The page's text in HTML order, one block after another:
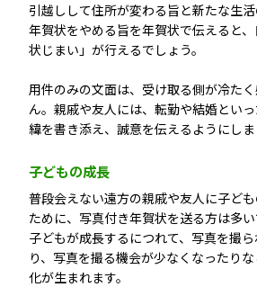
引越しして住所が変わる旨と新たな生活
年賀状をやめる旨を年賀状で伝えると
状じまい」が行えるでしょう。
用件のみの文面は、受け取る側が冷た
ん。親戚や友人には、転勤や結婚とい
緯を書き添え、誠意を伝えるようにしま
子どもの成長
普段会えない遠方の親戚や友人に子ど
ために、写真付き年賀状を送る方は多い
子どもが成長するにつれて、写真を撮
り、写真を撮る機会が少なくなったり
化が生まれます。